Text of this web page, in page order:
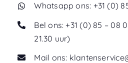
Whatsapp ons: +31 (0)
Bel ons: +31 (0) 85 – 08
21.30 uur)
Mail ons: